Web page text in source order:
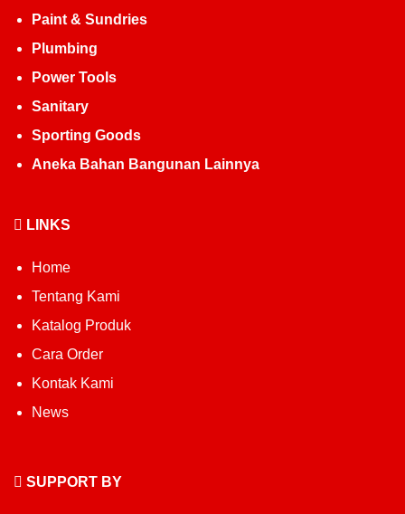
Paint & Sundries
Plumbing
Power Tools
Sanitary
Sporting Goods
Aneka Bahan Bangunan Lainnya
LINKS
Home
Tentang Kami
Katalog Produk
Cara Order
Kontak Kami
News
SUPPORT BY